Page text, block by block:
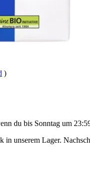
)
du bis Sonntag um
unserem Lager.